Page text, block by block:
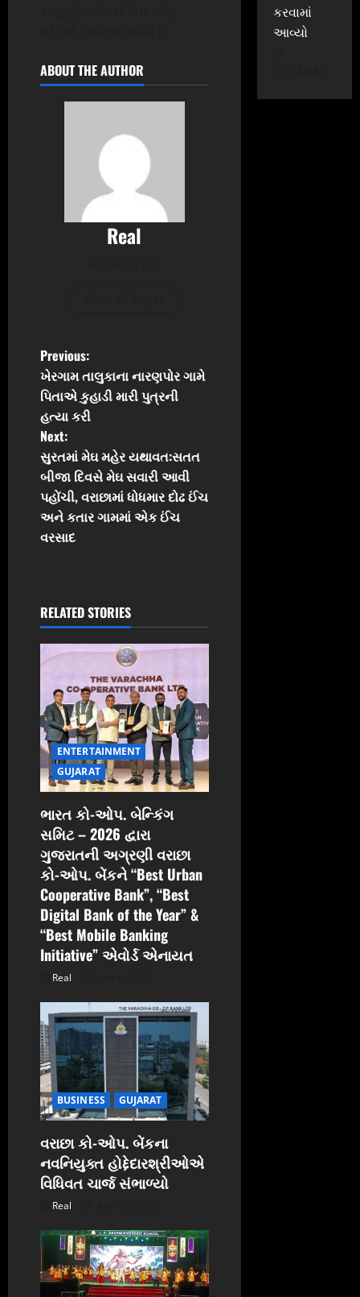
ABOUT THE AUTHOR
Real
P
o
s
t
n
a
i
g
a
t
i
o
n
Previous:
ખેરગામ તાલુકાના નારણપોર ગામે
પિતાએ કુહાડી મારી પુત્રની
હત્યા કરી
Next:
સુરતમાં મેઘ મહેર યથાવત:સતત
બીજા દિવસે મેઘ સવારી આવી
પહોંચી, વરાછામાં ધોધમાર દોઢ ઈંચ
અને કતાર ગામમાં એક ઈંચ
વરસાદ
RELATED STORIES
ENTERTAINMENT
GUJARAT
ભારત કો-ઓપ. બેન્કિંગ
સમિટ – 2026 દ્વારા
ગુજરાતની અગ્રણી વરાછા
કો-ઓપ. બેંકને “Best Urban
Cooperative Bank”, “Best
Digital Bank of the Year” &
“Best Mobile Banking
Initiative” એવોર્ડ એનાયત
Real
BUSINESS GUJARAT
વરાછા કો-ઓપ. બેંકના
નવનિયુક્ત હોદ્દેદારશ્રીઓએ
વિધિવત ચાર્જ સંભાળ્યો
Real
કરવામાં
આવ્યો